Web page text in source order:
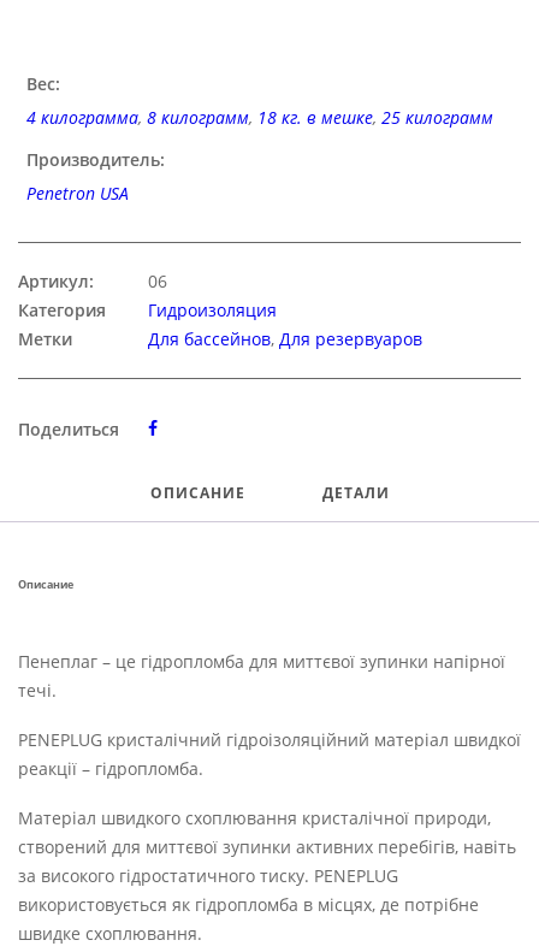
Вес:
4 килограмма, 8 килограмм, 18 кг. в мешке, 25 килограмм
Производитель:
Penetron USA
Артикул:
06
Категория
Гидроизоляция
Метки
Для бассейнов, Для резервуаров
Поделиться
ОПИСАНИЕ ДЕТАЛИ
Описание
Пенеплаг – це гідропломба для миттєвої зупинки напірної
течі.
PENEPLUG кристалічний гідроізоляційний матеріал швидкої
реакції – гідропломба.
Матеріал швидкого схоплювання кристалічної природи,
створений для миттєвої зупинки активних перебігів, навіть
за високого гідростатичного тиску. PENEPLUG
використовується як гідропломба в місцях, де потрібне
швидке схоплювання.